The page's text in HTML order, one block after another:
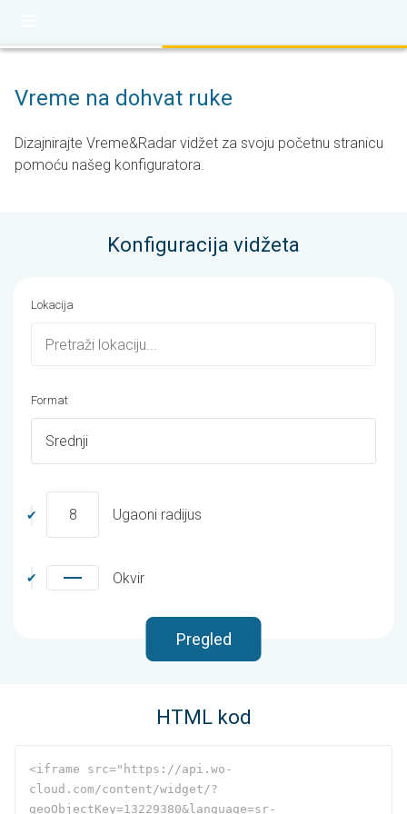
Vreme na dohvat ruke
Dizajnirajte Vreme&Radar vidžet za svoju početnu stranicu
pomoću našeg konfiguratora.
Konfiguracija vidžeta
Lokacija
Format
Srednji
8 Ugaoni radijus
Okvir
Pregled
HTML kod